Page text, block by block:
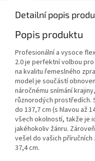
Detailní popis
Popis produktu
Profesionální a vysoce
2.0 je perfektní volbou
na kvalitu řemeslného
model je součástí
náročnému snímání
různorodých prostředích.
do 137,7 cm (s hlavou až
všech okolností, takže je
jakéhokoliv žánru.
vešel do vašich
37,4 cm.